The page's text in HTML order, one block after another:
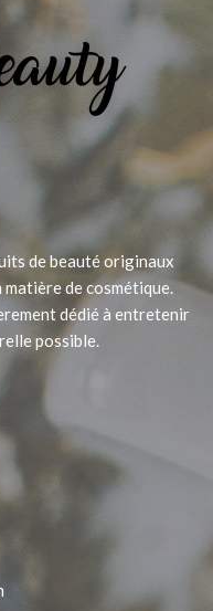
de beauté originaux
de cosmétique.
dédié à entretenir
possible.